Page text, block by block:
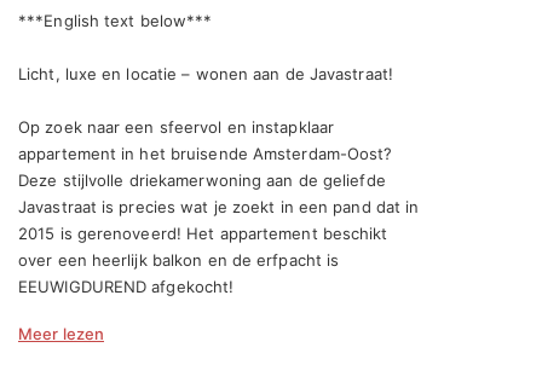
***English text below***
Licht, luxe en locatie – wonen aan de Javastraat!
Op zoek naar een sfeervol en instapklaar
appartement in het bruisende Amsterdam-Oost?
Deze stijlvolle driekamerwoning aan de geliefde
Javastraat is precies wat je zoekt in een pand dat in
2015 is gerenoveerd! Het appartement beschikt
over een heerlijk balkon en de erfpacht is
EEUWIGDUREND afgekocht!
Indeling:
Meer lezen